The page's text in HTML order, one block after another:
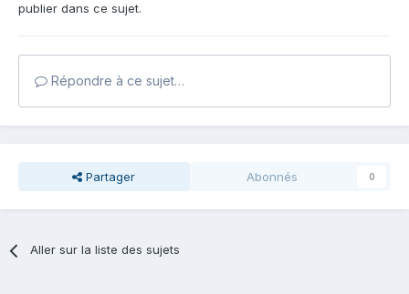
publier dans ce sujet.
Répondre à ce sujet…
Partager Abonnés 0
Aller sur la liste des sujets